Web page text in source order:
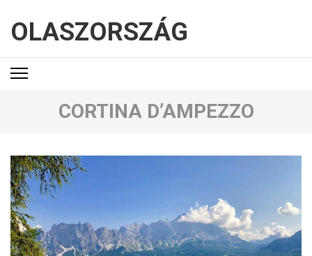
OLASZORSZÁG
CORTINA D’AMPEZZO